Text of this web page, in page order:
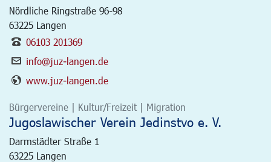
Nördliche Ringstraße 96-98
63225 Langen
06103 201369
info@juz-langen.de
www.juz-langen.de
Bürgervereine | Kultur/Freizeit | Migration
Jugoslawischer Verein Jedinstvo e. V.
Darmstädter Straße 1
63225 Langen